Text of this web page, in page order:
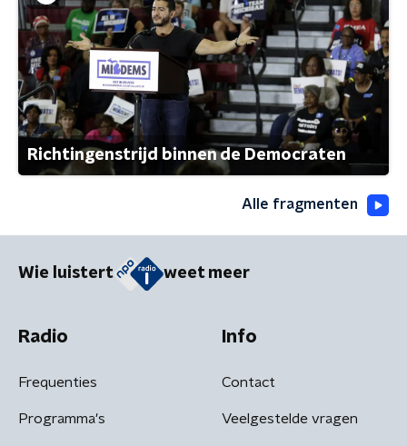
Richtingenstrijd binnen de Democraten
Alle fragmenten
Wie luistert weet meer
Radio
Frequenties
Programma's
Info
Contact
Veelgestelde vragen